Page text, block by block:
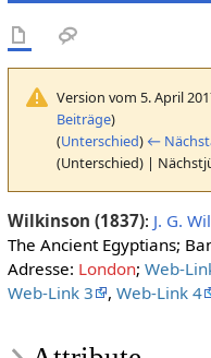
Version vom 5. April
Beiträge)
(Unterschied) ←
(Unterschied) |
Wilkinson (1837): J. G.
The Ancient Egyptians;
Adresse: London; Web-
Web-Link 3
, Web-Link 4